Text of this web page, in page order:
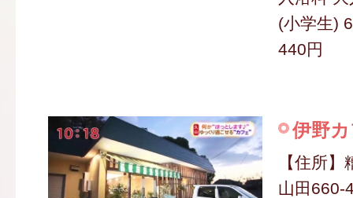
(小学生)
440円
伊野
【住所
山田660-